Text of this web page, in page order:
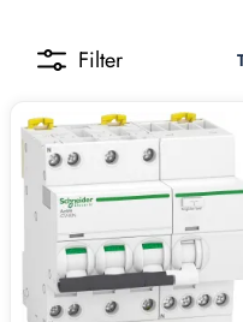
Filter